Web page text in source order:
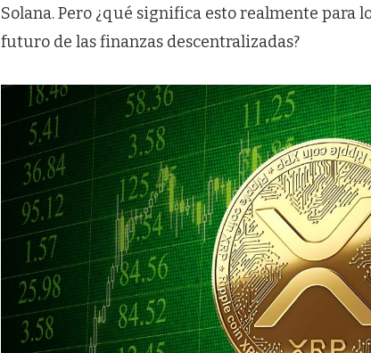
Solana. Pero ¿qué significa esto realmente para
futuro de las finanzas descentralizadas?